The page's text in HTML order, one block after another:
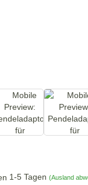
1-5 Tagen (Ausland